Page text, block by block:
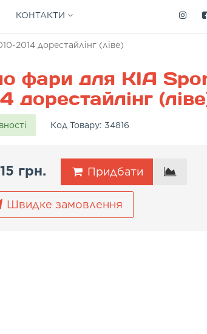
КОНТАКТИ
2014 дорестайлінг (ліве)
фари для KIA
дорестайлінг
Код Товару: 34816
грн. Придбати
Швидке замовлення